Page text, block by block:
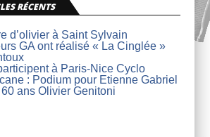
RÉCENTS
d’olivier à Saint Sylvain
GA ont réalisé « La Cinglée »
à Paris-Nice Cyclo
: Podium pour Etienne Gabriel
ans Olivier Genitoni